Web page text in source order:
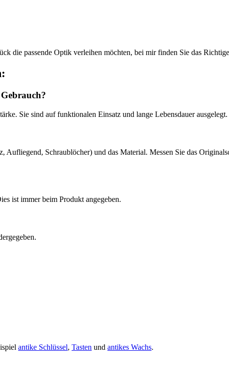
die passende Optik verleihen möchten, bei mir finden Sie das
Sie sind auf funktionalen Einsatz und lange Lebensdauer ausgelegt.
Schraublöcher) und das Material. Messen Sie das
ist immer beim Produkt angegeben.
antike Schlüssel, Tasten und antikes Wachs.